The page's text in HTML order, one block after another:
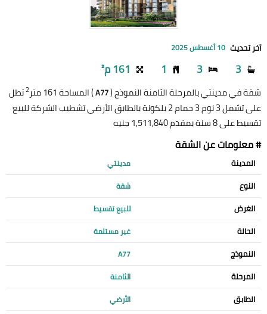
آخر تحديث 10 أغسطس 2025
3
3
1 161 م²
شقة في مدينتي بالمرحلة الثامنة النموذج (A77) المساحة 161 متر 2تطل
على تشمل 3 نوم 3 حمام 2 بلكونة بالطابق الأرضي تشطيب الشركة للبيع
تقسيط على 8 سنة بمقدم 1,511,840 جنيه
# معلومات عن الشقة
المدينة مدينتي
النوع شقة
الغرض للبيع تقسيط
الحالة غير مستلمة
النموذج A77
المرحلة الثامنة
الطابق الأرضي